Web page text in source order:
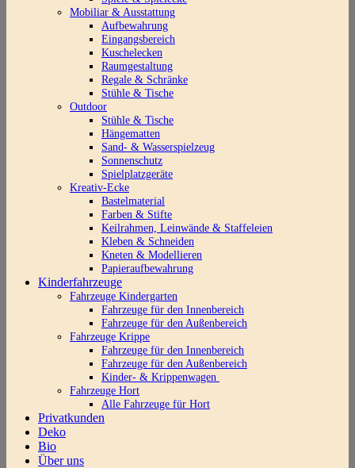
Mobiliar & Ausstattung
Aufbewahrung
Eingangsbereich
Kuschelecken
Raumgestaltung
Regale & Schränke
Stühle & Tische
Outdoor
Stühle & Tische
Hängematten
Sand- & Wasserspielzeug
Sonnenschutz
Spielplatzgeräte
Kreativ-Ecke
Bastelmaterial
Farben & Stifte
Keilrahmen, Leinwände & Staffeleien
Kleben & Schneiden
Kneten & Modellieren
Papieraufbewahrung
Kinderfahrzeuge
Fahrzeuge Kindergarten
Fahrzeuge für den Innenbereich
Fahrzeuge für den Außenbereich
Fahrzeuge Krippe
Fahrzeuge für den Innenbereich
Fahrzeuge für den Außenbereich
Kinder- & Krippenwagen
Fahrzeuge Hort
Alle Fahrzeuge für Hort
Privatkunden
Deko
Bio
Über uns